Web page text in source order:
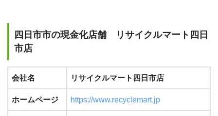
四日市市の現金化店舗 リサイクルマート四日
市店
会社名 リサイクルマート四日市店
ホームページ https://www.recyclemart.jp